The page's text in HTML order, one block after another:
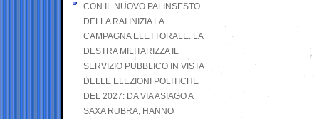
CON IL NUOVO PALINSESTO
DELLA RAI INIZIA LA
CAMPAGNA ELETTORALE. LA
DESTRA MILITARIZZA IL
SERVIZIO PUBBLICO IN VISTA
DELLE ELEZIONI POLITICHE
DEL 2027: DA VIA ASIAGO A
SAXA RUBRA, HANNO